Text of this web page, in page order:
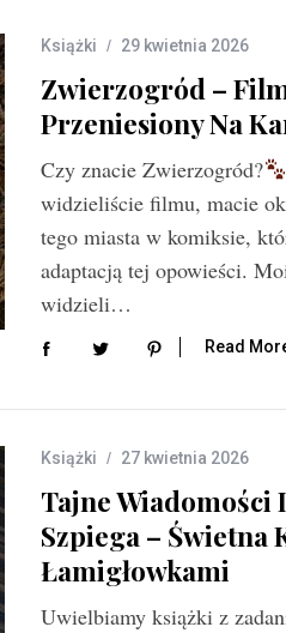
Książki 29 kwietnia 2026
Zwierzogród –
Przeniesiony Na
Czy znacie Zwierzogród?
widzieliście filmu, macie
tego miasta w komiksie,
adaptacją tej opowieści.
widzieli…
Read
Książki 27 kwietnia 2026
Tajne Wiadomości
Szpiega – Świetna
Łamigłowkami
Uwielbiamy książki z